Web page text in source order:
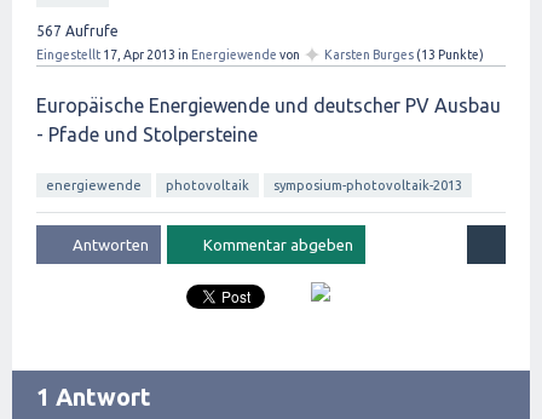
567 Aufrufe
Eingestellt 17, Apr 2013 in Energiewende von ✦ Karsten Burges (13 Punkte)
Europäische Energiewende und deutscher PV Ausbau
- Pfade und Stolpersteine
energiewende photovoltaik symposium-photovoltaik-2013
1 Antwort